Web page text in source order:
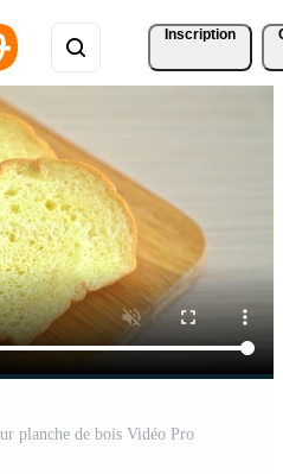
Inscription
planche de bois Vidéo Pro